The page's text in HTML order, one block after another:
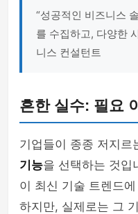
“성공적인 비즈니스
를 수집하고, 다양한
니스 컨설턴트
흔한 실수: 필요
기업들이 종종 저지르
기능을 선택하는 것입
이 최신 기술 트렌드
하지만, 실제로는 그